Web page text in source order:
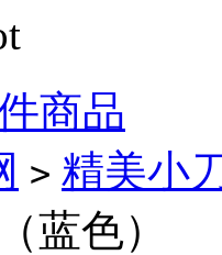
商品
> 精美小
蓝色）